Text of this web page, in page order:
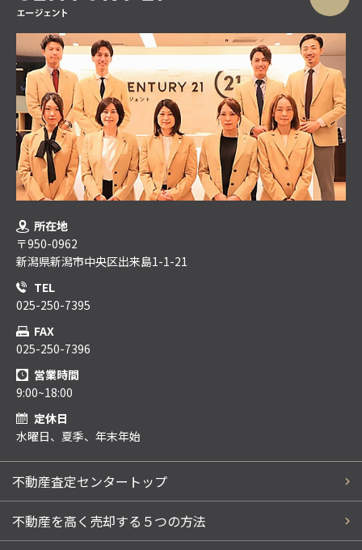
所在地
〒950-0962
新潟県新潟市中央区出来島1-1-21
TEL
025-250-7395
FAX
025-250-7396
営業時間
9:00~18:00
定休日
水曜日、夏季、年末年始
不動産査定センタートップ
不動産を高く売却する５つの方法